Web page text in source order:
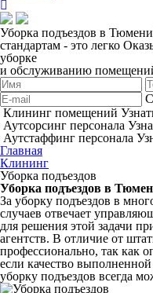
Уборка подъездов в Тюмени
стандартам - это легко
уборке
и обслуживанию
Клининг помещений
Аутсорсинг персонала
Аутстаффинг персонала
Главная
Клининг
Уборка подъездов
Уборка подъездов в
За уборку подъездов в
случаев отвечает
для решения этой задачи
агентств. В отличие от
профессионально, так как
если качество
уборку подъездов всегда